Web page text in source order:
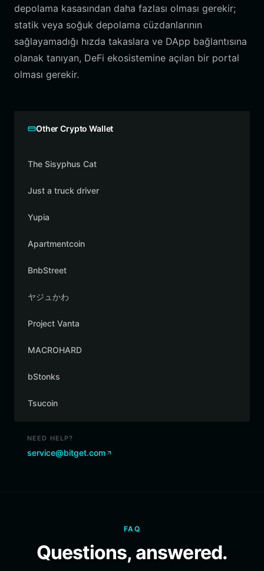
depolama kasasından daha fazlası olması gerekir;
statik veya soğuk depolama cüzdanlarının
sağlayamadığı hızda takaslara ve DApp bağlantısına
olanak tanıyan, DeFi ekosistemine açılan bir portal
olması gerekir.
Other Crypto Wallet
The Sisyphus Cat
Just a truck driver
Yupia
Apartmentcoin
BnbStreet
ヤジュかわ
Project Vanta
MACROHARD
bStonks
Tsucoin
NEED HELP?
service@bitget.com
FAQ
Questions, answered.